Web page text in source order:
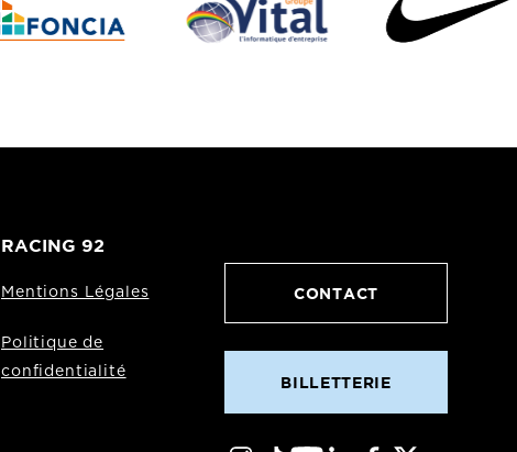
RACING 92
Mentions Légales
Politique de
confidentialité
CONTACT
BILLETTERIE